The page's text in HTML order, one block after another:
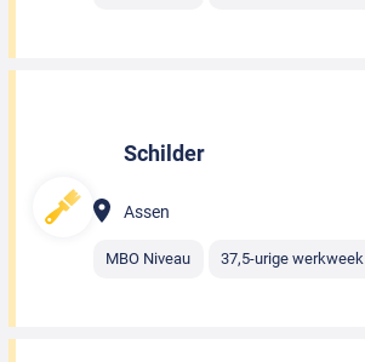
Schilder
Assen
MBO Niveau 37,5-urige werkweek